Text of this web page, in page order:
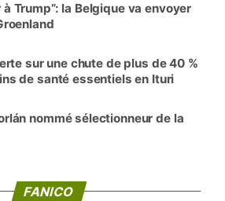
Trump”: la Belgique va envoyer
sur une chute de plus de 40 %
de santé essentiels en Ituri
nommé sélectionneur de la
FANICO